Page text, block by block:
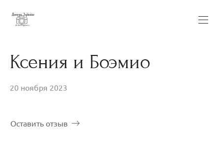
Ксения и Боэмио
20 ноября 2023
Оставить отзыв